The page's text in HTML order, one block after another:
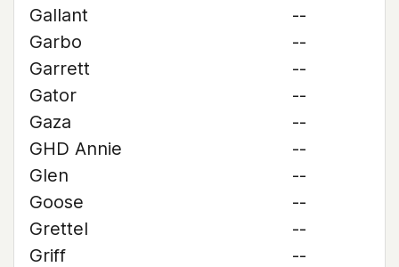
Gallant
--
Garbo
--
Garrett
--
Gator
--
Gaza
--
GHD Annie
--
Glen
--
Goose
--
Grettel
--
Griff
--